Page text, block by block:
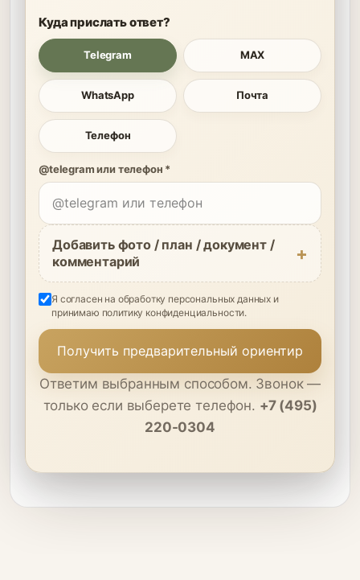
Куда прислать ответ?
Telegram MAX
WhatsApp Почта
Телефон
@telegram или телефон *
Добавить фото / план / документ /
комментарий
Я согласен на обработку персональных данных и
принимаю политику конфиденциальности.
Получить предварительный ориентир
Ответим выбранным способом. Звонок —
только если выберете телефон. +7 (495)
220-0304